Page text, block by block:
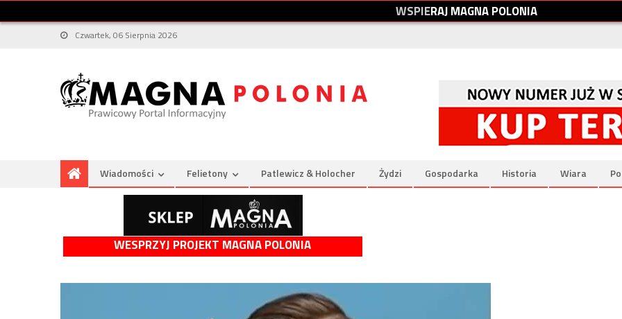
WSPIERAJMAGNAPOLONIA
Czwartek, 06 Sierpnia 2026
Wiadomości Felietony Patlewicz & Holocher Żydzi Gospodarka Historia Wiara
WESPRZYJ PROJEKT MAGNA POLONIA